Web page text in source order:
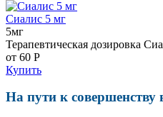
Сиалис 5 мг
5мг
Терапевтическая дозировка
от 60 Р
Купить
На пути к совершенству